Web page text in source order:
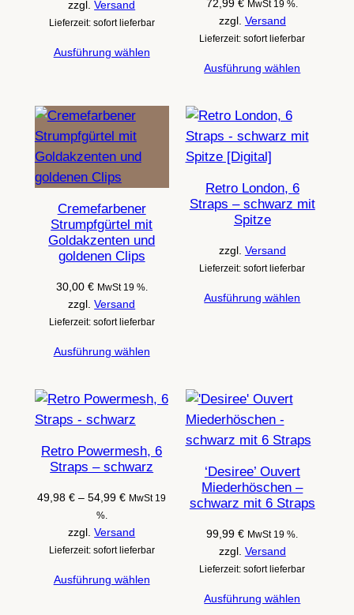
zzgl.Versand
Lieferzeit: sofort lieferbar
Ausführung wählen
72,99€ MwSt 19 %.
zzgl. Versand
Lieferzeit: sofort lieferbar
Ausführung wählen
Cremefarbener
Strumpfgürtel mit
Goldakzenten und
goldenen Clips
30,00 € MwSt 19 %.
zzgl.Versand
Lieferzeit: sofort lieferbar
Ausführung wählen
Retro London, 6
Straps – schwarz mit
Spitze
zzgl. Versand
Lieferzeit: sofort lieferbar
Ausführung wählen
Retro Powermesh, 6
Straps – schwarz
49,98€ –54,99€Preisspanne:
bis
54,99 €
MwSt 19
%.
zzgl.Versand
Lieferzeit: sofort lieferbar
Ausführung wählen
‘Desiree’ Ouvert
Miederhöschen –
schwarz mit 6 Straps
99,99€ MwSt 19 %.
zzgl. Versand
Lieferzeit: sofort lieferbar
Ausführung wählen